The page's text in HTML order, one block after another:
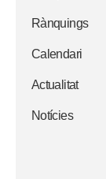
Rànquings
Calendari
Actualitat
Notícies